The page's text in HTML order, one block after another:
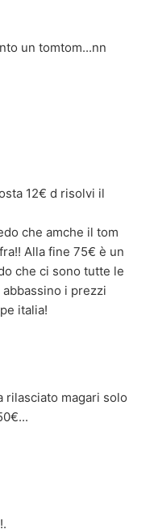
un tomtom...nn
12€ d risolvi il
che amche il tom
Alla fine 75€ è un
che ci sono tutte le
i prezzi
italia!
rilasciato magari solo